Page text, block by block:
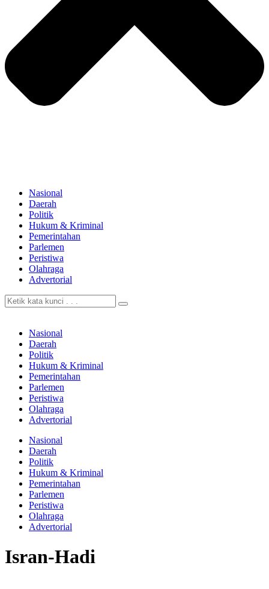
Nasional
Daerah
Politik
Hukum & Kriminal
Pemerintahan
Parlemen
Peristiwa
Olahraga
Advertorial
Nasional
Daerah
Politik
Hukum & Kriminal
Pemerintahan
Parlemen
Peristiwa
Olahraga
Advertorial
Nasional
Daerah
Politik
Hukum & Kriminal
Pemerintahan
Parlemen
Peristiwa
Olahraga
Advertorial
Isran-Hadi